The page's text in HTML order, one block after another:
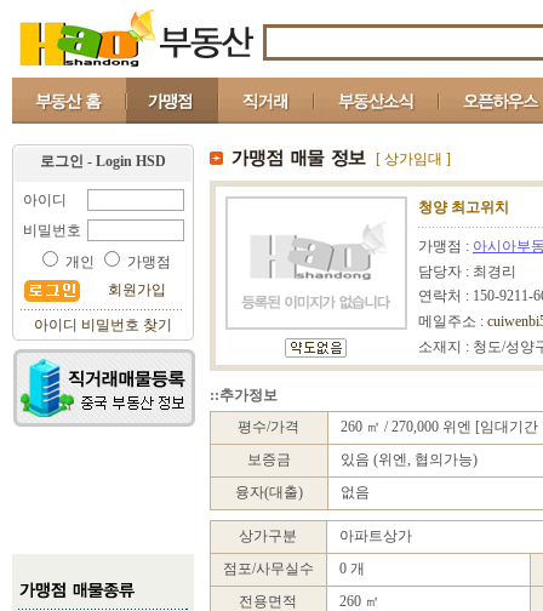
로그인 - Login HSD
아이디
비밀번호
개인
가맹점
회원가입
아이디 비밀번호 찾기
[ 상가임대 ]
청양 최고위치
가맹점 : 아시아부
담당자 : 최경리
연락처 : 150-9211-
메일주소 :
소재지 : 청도/성양
::추가정보
평수/가격
260 ㎡ / 270,000 위엔 [임대기간
보증금
있음 (위엔, 협의가능)
융자(대출)
없음
상가구분
아파트상가
점포/사무실수
0 개
전용면적
260 ㎡